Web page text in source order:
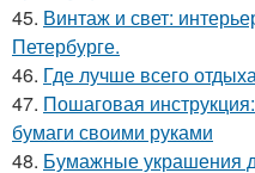
45. Винтаж и свет:
Петербурге.
46. Где лучше всего
47. Пошаговая
бумаги своими руками
48. Бумажные украшения